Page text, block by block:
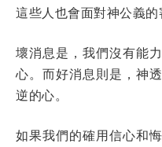
這些人也會面對神公義的
壞消息是，我們沒有能
心。而好消息則是，神
逆的心。
如果我們的確用信心和